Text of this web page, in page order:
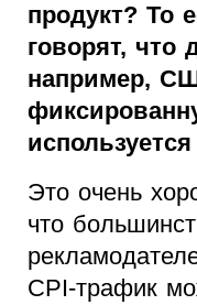
продукт? То
говорят, что
например,
Это очень
что
CPI-трафик